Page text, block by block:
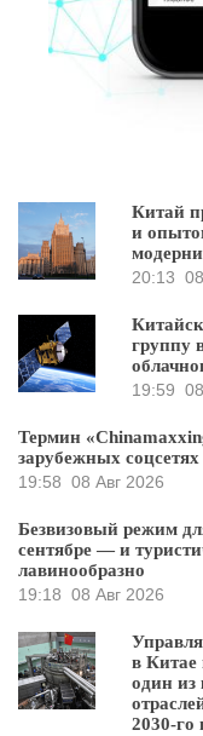
Китай
и
20:13
группу
19:59
Термин
зарубежных соцсетях
19:58 08 Авг 2026
Безвизовый режим
сентябре — и
лавинообразно
19:18 08 Авг 2026
в Китае
один из
2030-го